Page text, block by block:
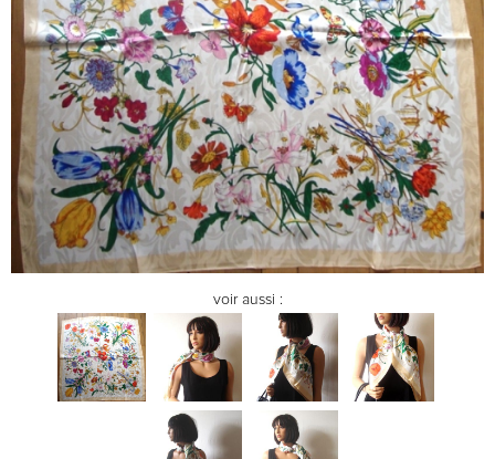
voir aussi :